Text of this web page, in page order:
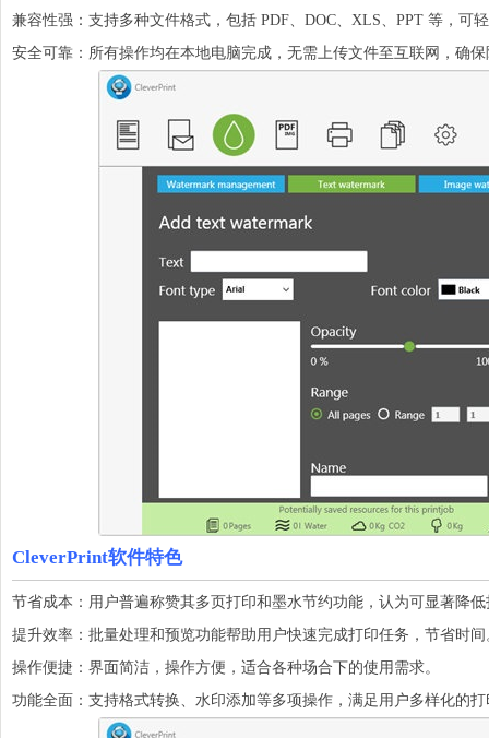
兼容性强：支持多种文件格式，包括 PDF、DOC、XLS、PPT 等，可
安全可靠：所有操作均在本地电脑完成，无需上传文件至互联网，确
CleverPrint软件特色
节省成本：用户普遍称赞其多页打印和墨水节约功能，认为可显著降
提升效率：批量处理和预览功能帮助用户快速完成打印任务，节省时间
操作便捷：界面简洁，操作方便，适合各种场合下的使用需求。
功能全面：支持格式转换、水印添加等多项操作，满足用户多样化的